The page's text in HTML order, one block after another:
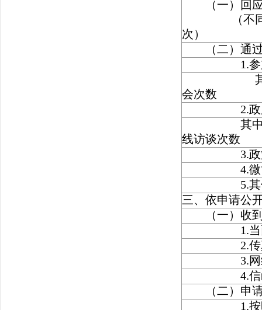
（一）回应
（不同方
次）
（二）通过
1.参加或
其中：主
会次数
2.政府网
其中：主
线访谈次数
3.政策解
4.微博微
5.其他方
三、依申请公
（一）收到
1.当面
2.传真
3.网络
4.信函
（二）申请
1.按时